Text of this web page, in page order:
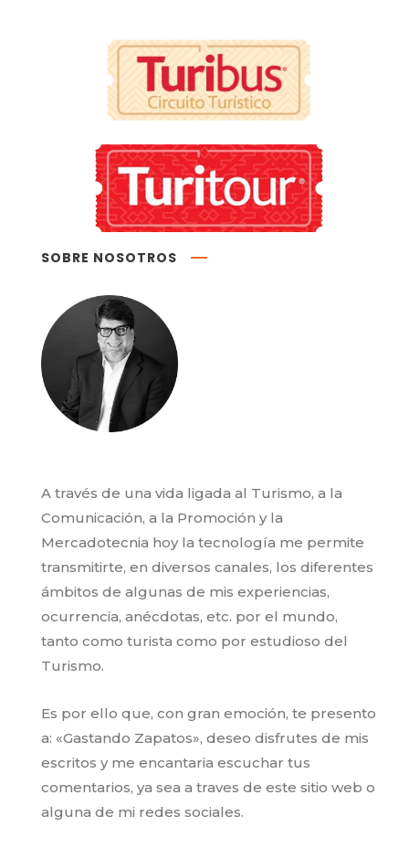
SOBRE NOSOTROS
A través de una vida ligada al Turismo, a la
Comunicación, a la Promoción y la
Mercadotecnia hoy la tecnología me permite
transmitirte, en diversos canales, los diferentes
ámbitos de algunas de mis experiencias,
ocurrencia, anécdotas, etc. por el mundo,
tanto como turista como por estudioso del
Turismo.
Es por ello que, con gran emoción, te presento
a: «Gastando Zapatos», deseo disfrutes de mis
escritos y me encantaria escuchar tus
comentarios, ya sea a traves de este sitio web o
alguna de mi redes sociales.